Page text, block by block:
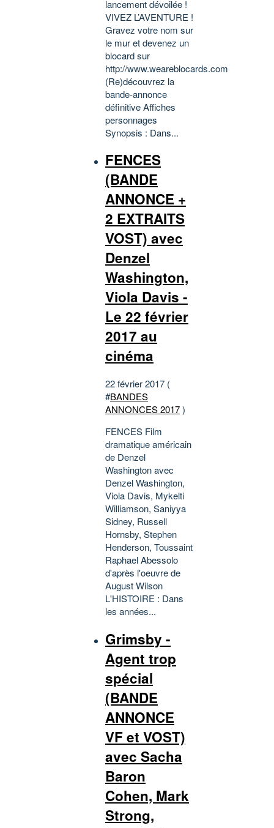
lancement dévoilée !
VIVEZ L’AVENTURE !
Gravez votre nom sur
le mur et devenez un
blocard sur
http://www.weareblocards.com
(Re)découvrez la
bande-annonce
définitive Affiches
personnages
Synopsis : Dans...
FENCES
(BANDE
ANNONCE +
2 EXTRAITS
VOST) avec
Denzel
Washington,
Viola Davis -
Le 22 février
2017 au
cinéma
22 février 2017 (
#BANDES
ANNONCES 2017)
FENCES Film
dramatique américain
de Denzel
Washington avec
Denzel Washington,
Viola Davis, Mykelti
Williamson, Saniyya
Sidney, Russell
Hornsby, Stephen
Henderson, Toussaint
Raphael Abessolo
d'après l'oeuvre de
August Wilson
L'HISTOIRE : Dans
les années...
Grimsby -
Agent trop
spécial
(BANDE
ANNONCE
VF et VOST)
avec Sacha
Baron
Cohen, Mark
Strong,